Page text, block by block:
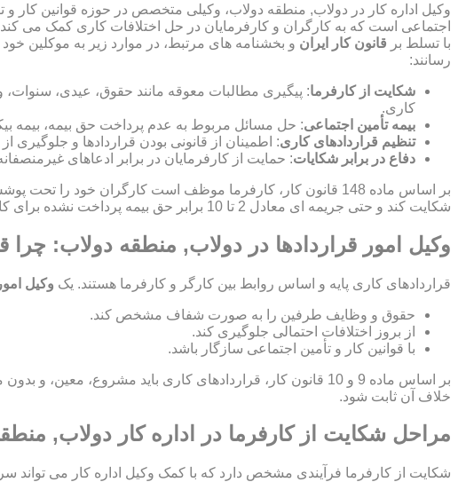
وکیل اداره کار در دولاب, منطقه دولاب، وکیلی متخصص در حوزه قوانین کار و
اجتماعی است که به کارگران و کارفرمایان در حل اختلافات کاری کمک می کند.
با تسلط بر قانون کار ایران و بخشنامه های مرتبط، در موارد زیر به موکلین
رسانند:
شکایت از کارفرما: پیگیری مطالبات معوقه مانند حقوق، عیدی، سنوات،
کاری.
بیمه تأمین اجتماعی: حل مسائل مربوط به عدم پرداخت حق بیمه، بیمه
تنظیم قراردادهای کاری: اطمینان از قانونی بودن قراردادها و
دفاع در برابر شکایات: حمایت از کارفرمایان در برابر ادعاهای
بر اساس ماده 148 قانون کار، کارفرما موظف است کارگران خود
شکایت کند و حتی جریمه ای معادل 2 تا 10 برابر حق بیمه پرداخت نشده برای کارفرما اعمال شود.
وکیل امور قراردادها در دولاب, منطقه دولاب: چرا
قراردادهای کاری پایه و اساس روابط بین کارگر و کارفرما هستند. یک وکیل
حقوق و وظایف طرفین را به صورت شفاف مشخص کند.
از بروز اختلافات احتمالی جلوگیری کند.
با قوانین کار و تأمین اجتماعی سازگار باشد.
بر اساس ماده 9 و 10 قانون کار، قراردادهای کاری باید
خلاف آن ثابت شود.
مراحل شکایت از کارفرما در اداره کار دولاب,
شکایت از کارفرما فرآیندی مشخص دارد که با کمک وکیل اداره کار می